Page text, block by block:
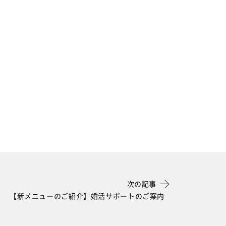
次の記事
【新メニューのご紹介】婚活サポートのご案内